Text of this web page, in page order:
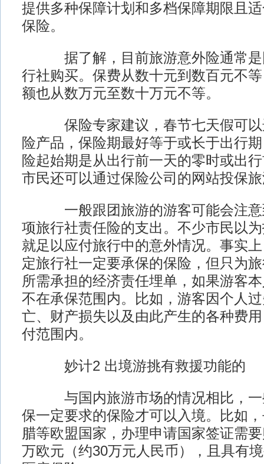
提供多种保障计划和多档保障期限且
保险。
据了解，目前旅游意外险通常是
行社购买。保费从数十元到数百元不
额也从数万元至数十万元不等。
保险专家建议，春节七天假可以
险产品，保险期最好等于或长于出行
险起始期是从出行前一天的零时或出
市民还可以通过保险公司的网站投保
一般跟团旅游的游客可能会注意
项旅行社责任险的支出。不少市民以
就足以应付旅行中的意外情况。事实
定旅行社一定要承保的保险，但只为
所需承担的经济责任埋单，如果游客
不在承保范围内。比如，游客因个人
亡、财产损失以及由此产生的各种费
付范围内。
妙计2 出境游挑有救援功能的
与国内旅游市场的情况相比，一
保一定要求的保险才可以入境。比如
腊等欧盟国家，办理申请国家签证需
万欧元（约30万元人民币），且具有